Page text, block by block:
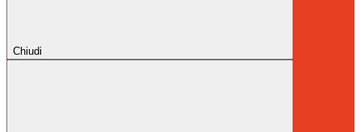
Chiudi